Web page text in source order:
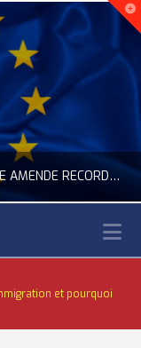
LA COMMISSION EUROPÉENNE INFLIGE UNE AMENDE RECORD À GOOGLE
EUROPE, NUMÉRIQUE- DIGITAL
et pourquoi